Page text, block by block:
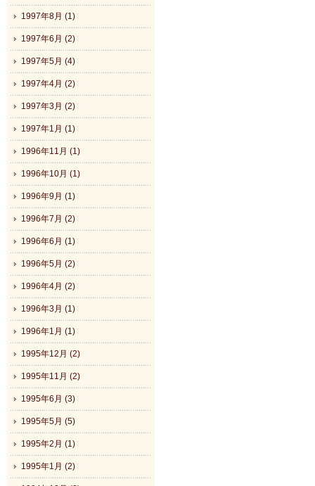
1997年8月 (1)
1997年6月 (2)
1997年5月 (4)
1997年4月 (2)
1997年3月 (2)
1997年1月 (1)
1996年11月 (1)
1996年10月 (1)
1996年9月 (1)
1996年7月 (2)
1996年6月 (1)
1996年5月 (2)
1996年4月 (2)
1996年3月 (1)
1996年1月 (1)
1995年12月 (2)
1995年11月 (2)
1995年6月 (3)
1995年5月 (5)
1995年2月 (1)
1995年1月 (2)